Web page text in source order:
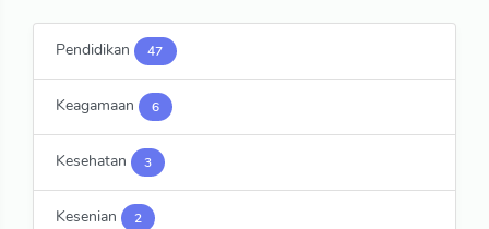
Pendidikan 47
Keagamaan 6
Kesehatan 3
Kesenian 2